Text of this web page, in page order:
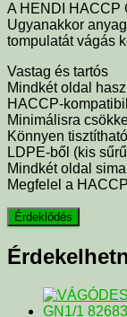
A HENDI HACCP
Ugyanakkor
tompulatát vágás
Vastag és tartós
Mindkét oldal
HACCP-
Minimálisra
Könnyen tisztítható
LDPE-ből (kis
Mindkét oldal
Megfelel a